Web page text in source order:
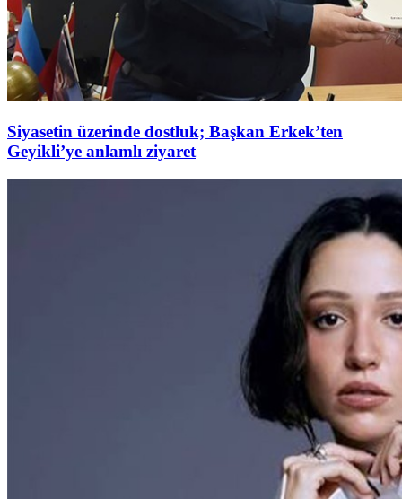
Siyasetin üzerinde dostluk; Başkan Erkek’ten
Geyikli’ye anlamlı ziyaret